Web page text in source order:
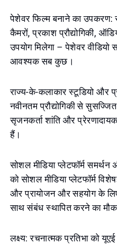
पेशेवर फिल्म बनाने का
कैमरों, प्रकाश प्रौद्योगिकी,
उपयोग मिलेगा – पेशेवर वीडियो
आवश्यक सब कुछ।
राज्य-के-कलाकार स्टूडियो और
नवीनतम प्रौद्योगिकी से
सृजनकर्ता शांति और
हैं।
सोशल मीडिया प्लेटफॉर्म समर्थन
को सोशल मीडिया प्लेटफॉर्म
और प्रायोजन और सहयोग के
साथ संबंध स्थापित करने का
लक्ष्य: रचनात्मक प्रतिभा को यूएई